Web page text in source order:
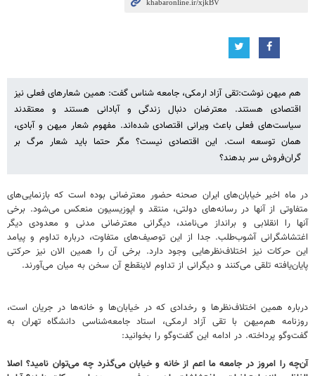
هم میهن نوشت:تقی آزاد ارمکی، جامعه شناس گفت: همین شعارهای فعلی نیز
اقتصادی هستند. معترضان دنبال زندگی و آبادانی هستند و معتقدند
سیاست‌های فعلی باعث ویرانی اقتصادی شده‌اند. مفهوم شعار میهن و آبادی،
همان توسعه است. این اقتصادی نیست؟ مگر حتما باید شعار مرگ بر
گران‌فروش سر بدهند؟
در ماه اخیر خیابان‌های ایران صحنه حضور معترضانی بوده است که بازنمایی‌های
متفاوتی از آنها در رسانه‌های دولتی، منتقد و اپوزیسیون منعکس می‌شود. برخی
آنها را انقلابی و برانداز می‌نامند، دیگرانی معترضانی مدنی و معدودی دیگر
اغتشاشگرانی آشوب‌طلب. جدا از این توصیف‌های متفاوت، درباره تداوم و پیامد
این حرکات نیز اختلاف‌نظرهایی وجود دارد. برخی آن را همین الان نیز حرکتی
پایان‌یافته تلقی می‌کنند و دیگرانی از تداوم لاینقطع آن سخن به میان می‌آورند.
درباره همین اختلاف‌نظرها و رخدادی که در خیابان‌ها و خانه‌ها در جریان است،
روزنامه هم‌میهن با تقی آزاد ارمکی، استاد جامعه‌شناسی دانشگاه تهران به
گفت‌وگو پرداخته. در ادامه این گفت‌وگو را بخوانید:
آن‌چه را امروز در جامعه ما اعم از خانه و خیابان می‌گذرد چه می‌توان نامید؟ اصلا